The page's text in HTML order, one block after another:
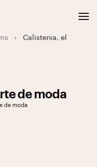
›
Calistenia, el
de moda